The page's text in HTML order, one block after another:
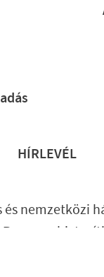
HÍRLEVÉL
nemzetközi
Program